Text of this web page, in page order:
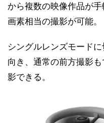
から複数の映像作品が
画素相当の撮影が可能。
シングルレンズモード
向き、通常の前方撮影
影できる。